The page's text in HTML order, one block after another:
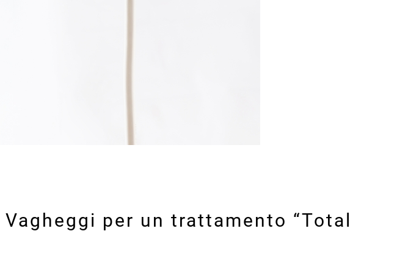
per un trattamento “Total